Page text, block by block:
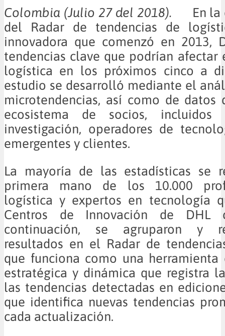
Colombia (Julio 27 del 2018). En la
del Radar de tendencias de
innovadora que comenzó en 2013,
tendencias clave que podrían afectar
logística en los próximos cinco a
estudio se desarrolló mediante el
microtendencias, así como de datos
ecosistema de socios, incluidos
investigación, operadores de
emergentes y clientes.
La mayoría de las estadísticas se
primera mano de los 10.000
logística y expertos en tecnología
Centros de Innovación de DHL
continuación, se agruparon y
resultados en el Radar de
que funciona como una herramienta
estratégica y dinámica que registra
las tendencias detectadas en
que identifica nuevas tendencias
cada actualización.